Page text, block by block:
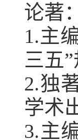
论著
1.主
三五
2.独
学术
3.主